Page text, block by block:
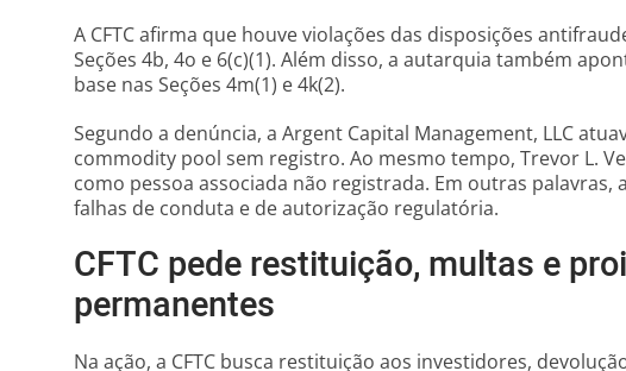
A CFTC afirma que houve violações das disposições
Seções 4b, 4o e 6(c)(1). Além disso, a autarquia também
base nas Seções 4m(1) e 4k(2).
Segundo a denúncia, a Argent Capital Management, LLC
commodity pool sem registro. Ao mesmo tempo, Trevor L.
como pessoa associada não registrada. Em outras palavras,
falhas de conduta e de autorização regulatória.
CFTC pede restituição, multas e
permanentes
Na ação, a CFTC busca restituição aos investidores,